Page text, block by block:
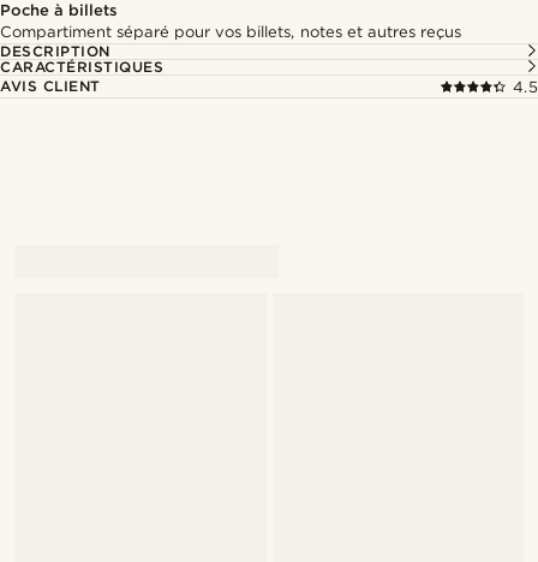
Poche à billets
Compartiment séparé pour vos billets, notes et autres reçus
DESCRIPTION
CARACTÉRISTIQUES
AVIS CLIENT
4.5